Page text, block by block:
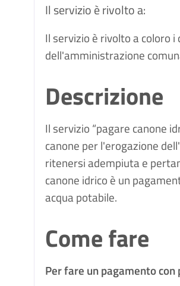
Il servizio è rivolto a:
Il servizio è rivolto a coloro
dell'amministrazione
Descrizione
Il servizio “pagare canone
canone per l'erogazione
ritenersi adempiuta e
canone idrico è un
acqua potabile.
Come fare
Per fare un pagamento con